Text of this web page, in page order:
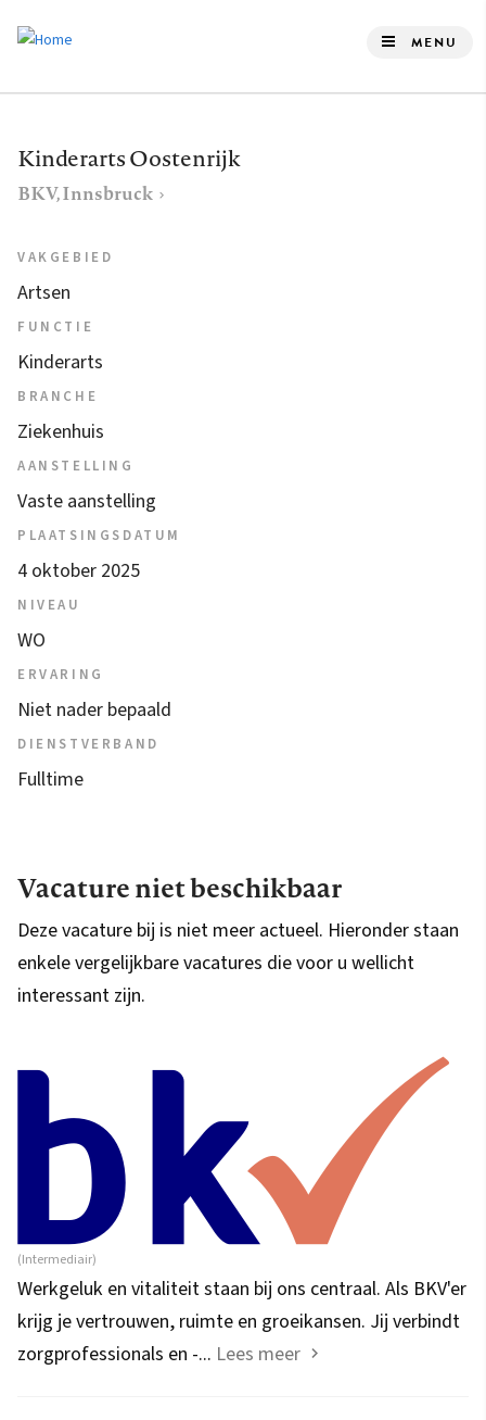
de
gaan
MENU
Kinderarts Oostenrijk
BKV, Innsbruck
VAKGEBIED
Artsen
FUNCTIE
Kinderarts
BRANCHE
Ziekenhuis
AANSTELLING
Vaste aanstelling
PLAATSINGSDATUM
4 oktober 2025
NIVEAU
WO
ERVARING
Niet nader bepaald
DIENSTVERBAND
Fulltime
Vacature niet beschikbaar
Deze vacature bij is niet meer actueel. Hieronder staan
enkele vergelijkbare vacatures die voor u wellicht
interessant zijn.
(Intermediair)
Werkgeluk en vitaliteit staan bij ons centraal. Als BKV'er
krijg je vertrouwen, ruimte en groeikansen. Jij verbindt
zorgprofessionals en -... Lees meer